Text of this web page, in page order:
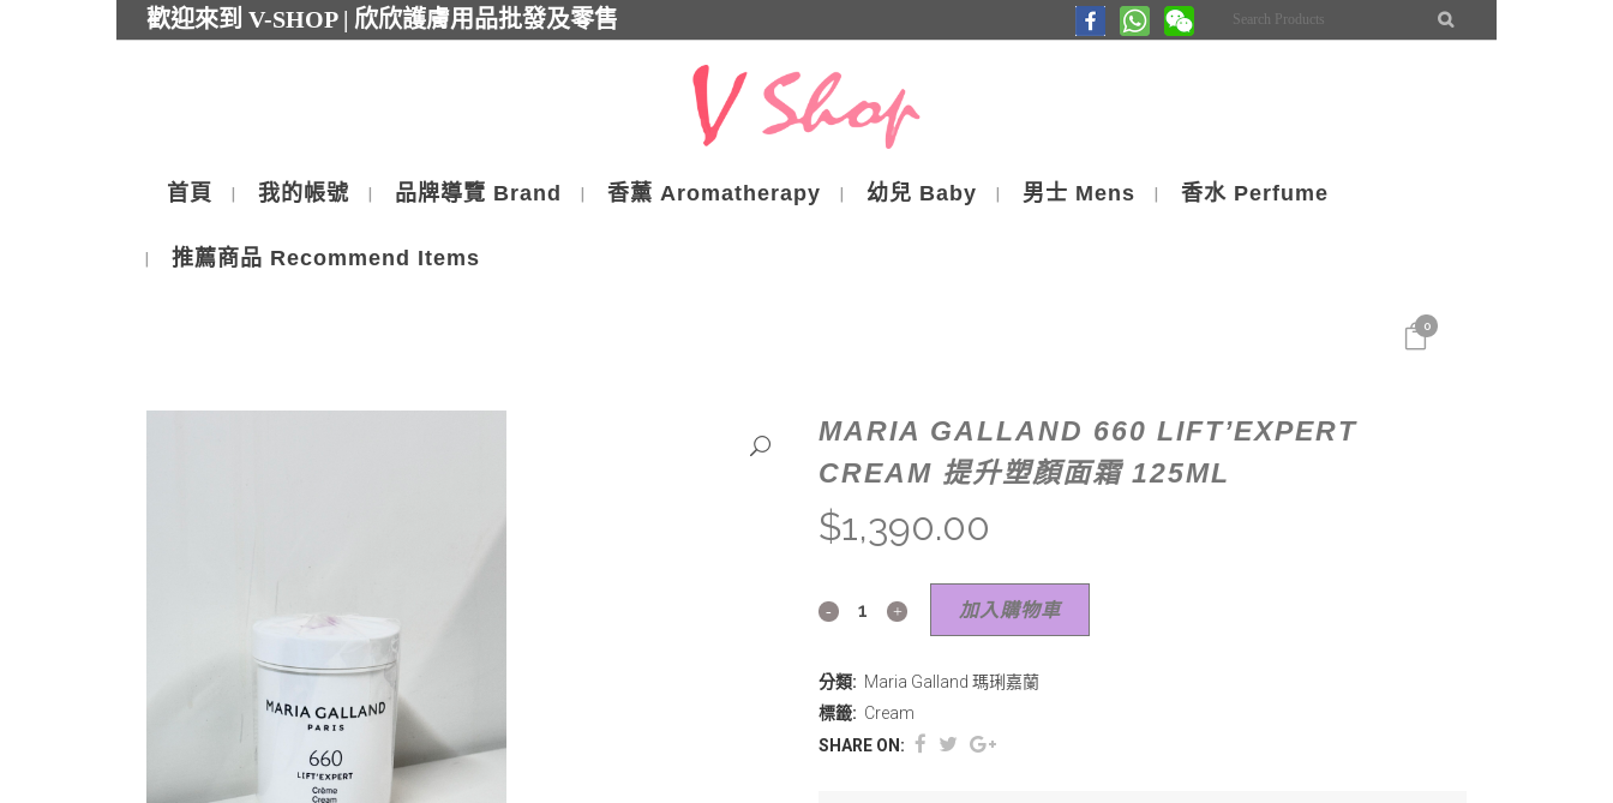
歡迎來到 V-SHOP | 欣欣護膚用品批發及零售
首頁 我的帳號 品牌導覽 Brand 香薰 Aromatherapy 幼兒 Baby 男士 Mens 香水 Perfume
推薦商品 Recommend Items
0
MARIA GALLAND 660 LIFT’EXPERT
CREAM 提升塑顏面霜 125ML
$1,390.00
加入購物車
分類: Maria Galland 瑪琍嘉蘭
標籤: Cream
SHARE ON: